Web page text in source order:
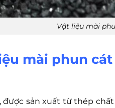
Vật liệu mài
mài phun
được sản xuất từ thép